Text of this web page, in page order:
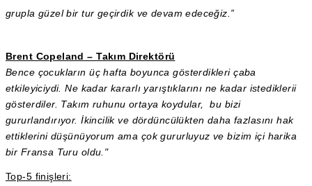
grupla güzel bir tur geçirdik ve devam edeceğiz.”
Brent Copeland – Takım Direktörü
Bence çocukların üç hafta boyunca gösterdikleri çaba
etkileyiciydi. Ne kadar kararlı yarıştıklarını ne kadar istediklerii
gösterdiler. Takım ruhunu ortaya koydular, bu bizi
gururlandırıyor. İkincilik ve dördüncülükten daha fazlasını hak
ettiklerini düşünüyorum ama çok gururluyuz ve bizim içi harika
bir Fransa Turu oldu."
Top-5 finişleri: